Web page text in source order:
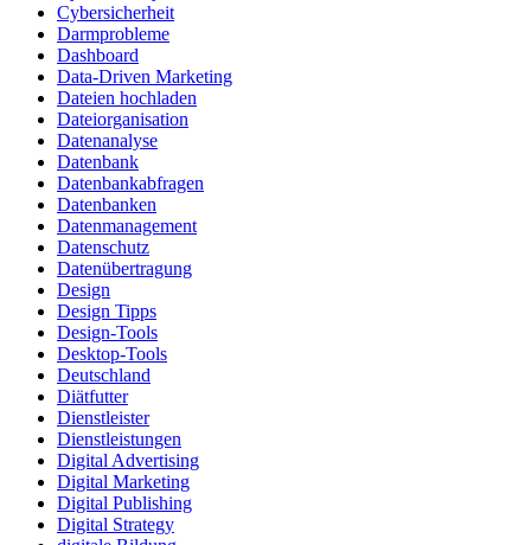
Cybersicherheit
Darmprobleme
Dashboard
Data-Driven Marketing
Dateien hochladen
Dateiorganisation
Datenanalyse
Datenbank
Datenbankabfragen
Datenbanken
Datenmanagement
Datenschutz
Datenübertragung
Design
Design Tipps
Design-Tools
Desktop-Tools
Deutschland
Diätfutter
Dienstleister
Dienstleistungen
Digital Advertising
Digital Marketing
Digital Publishing
Digital Strategy